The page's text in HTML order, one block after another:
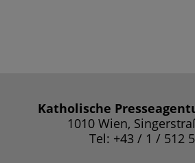
Katholische
1010 Wien,
Tel: +43 / 1 / 512